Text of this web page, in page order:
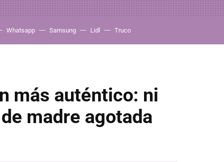
Whatsapp Samsung Lidl Truco
más auténtico: ni
madre agotada